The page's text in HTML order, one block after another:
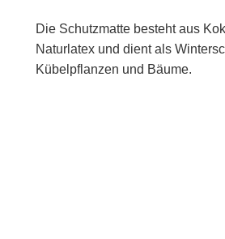
Die Schutzmatte besteht aus
Naturlatex und dient als
Kübelpflanzen und Bäume.